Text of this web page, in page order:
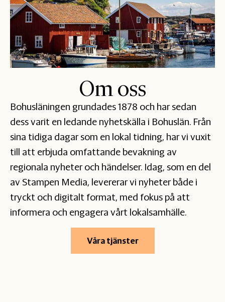
Om oss
Bohusläningen grundades 1878 och har sedan
dess varit en ledande nyhetskälla i Bohuslän. Från
sina tidiga dagar som en lokal tidning, har vi vuxit
till att erbjuda omfattande bevakning av
regionala nyheter och händelser. Idag, som en del
av Stampen Media, levererar vi nyheter både i
tryckt och digitalt format, med fokus på att
informera och engagera vårt lokalsamhälle.
Våra tjänster